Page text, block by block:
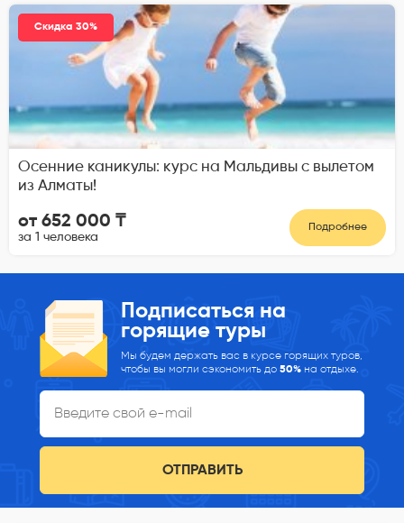
Скидка 30%
Осенние каникулы: курс на Мальдивы с вылетом
из Алматы!
от 652 000 ₸
за 1 человека
Подробнее
Подписаться на
горящие туры
Мы будем держать вас в курсе горящих туров,
чтобы вы могли сэкономить до 50% на отдыхе.
ОТПРАВИТЬ